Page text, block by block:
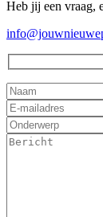
Heb jij een vraag,